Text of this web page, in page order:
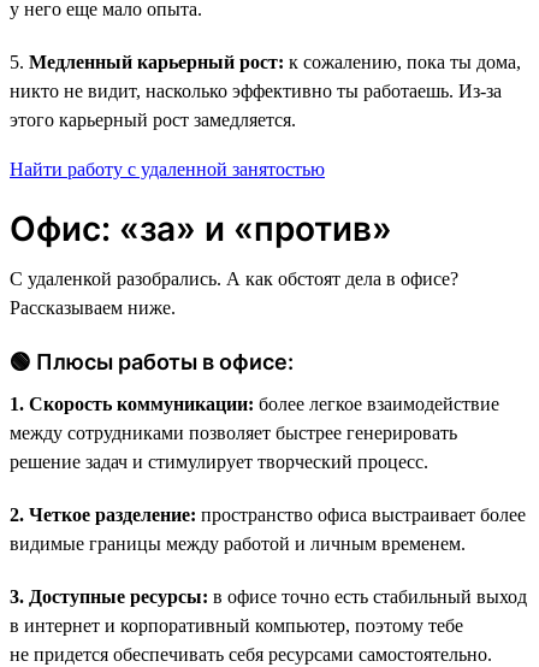
у него еще мало опыта.
5. Медленный карьерный рост: к сожалению, пока ты дома,
никто не видит, насколько эффективно ты работаешь. Из-за
этого карьерный рост замедляется.
Найти работу с удаленной занятостью
Офис: «за» и «против»
С удаленкой разобрались. А как обстоят дела в офисе?
Рассказываем ниже.
🟢 Плюсы работы в офисе:
1. Скорость коммуникации: более легкое взаимодействие
между сотрудниками позволяет быстрее генерировать
решение задач и стимулирует творческий процесс.
2. Четкое разделение: пространство офиса выстраивает более
видимые границы между работой и личным временем.
3. Доступные ресурсы: в офисе точно есть стабильный выход
в интернет и корпоративный компьютер, поэтому тебе
не придется обеспечивать себя ресурсами самостоятельно.